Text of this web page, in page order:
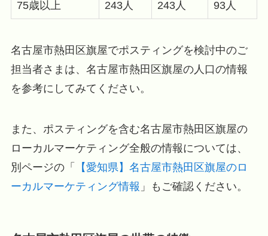
75歳以上 243人 243人 93人
名古屋市熱田区旗屋でポスティングを検討中のご
担当者さまは、名古屋市熱田区旗屋の人口の情報
を参考にしてみてください。
また、ポスティングを含む名古屋市熱田区旗屋の
ローカルマーケティング全般の情報については、
別ページの「
【愛知県】名古屋市熱田区旗屋のロ
ーカルマーケティング情報 」もご確認ください。